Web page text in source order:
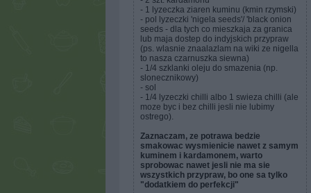
- 1 lyzeczka ziaren kuminu (kmin rzymski)
- pol lyzeczki 'nigela seeds'/ 'black onion
seeds - dla tych co mieszkaja za granica
lub maja dostep do indyjskich przypraw
(ps. wlasnie znaalazlam na wiki ze nigella
to nasza czarnuszka siewna)
- 1/4 szklanki oleju do smazenia (np.
slonecznikowy)
- sol
- 1/4 lyzeczki chilli albo 1 swieza chilli (ale
moze byc i bez chilli jesli nie lubimy
ostrego).
Zaznaczam, ze potrawa bedzie
smakowac wysmienicie nawet z samym
kuminem i kardamonem, warto
sprobowac nawet jesli nie ma sie
wszystkich przypraw, bo one sa tylko
"dodatkiem do perfekcji"